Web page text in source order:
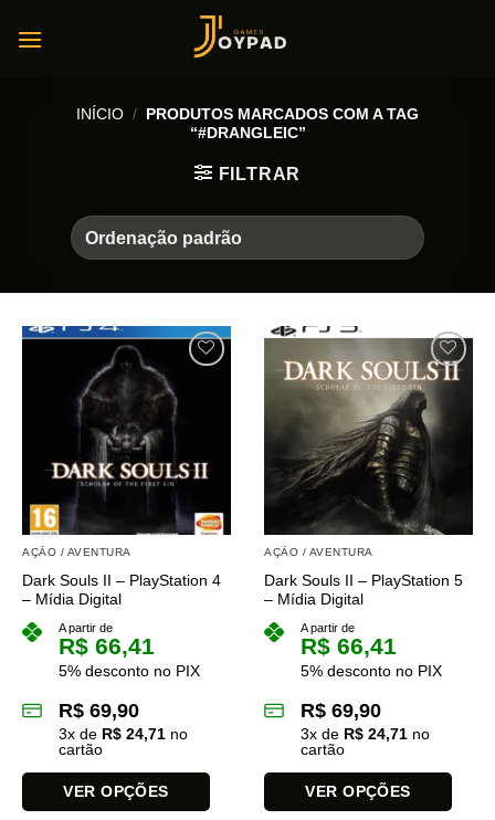
INÍCIO / PRODUTOS MARCADOS COM A TAG
“#DRANGLEIC”
FILTRAR
AÇÃO / AVENTURA
Dark Souls II – PlayStation 4
– Mídia Digital
A partir de
R$ 66,41
5% desconto no PIX
R$ 69,90
3x de R$ 24,71 no
cartão
VER OPÇÕES
AÇÃO / AVENTURA
Dark Souls II – PlayStation 5
– Mídia Digital
A partir de
R$ 66,41
5% desconto no PIX
R$ 69,90
3x de R$ 24,71 no
cartão
VER OPÇÕES